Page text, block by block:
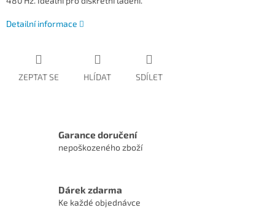
Detailní informace
ZEPTAT SE HLÍDAT SDÍLET
Garance doručení
nepoškozeného zboží
Dárek zdarma
Ke každé objednávce